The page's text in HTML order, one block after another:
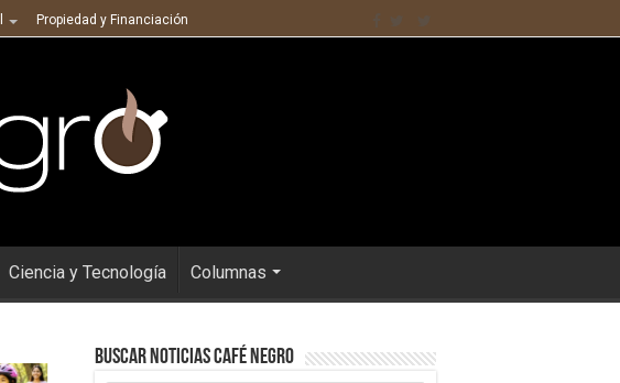
Propiedad y Financiación
Ciencia y Tecnología Columnas
Buscar Noticias Café Negro